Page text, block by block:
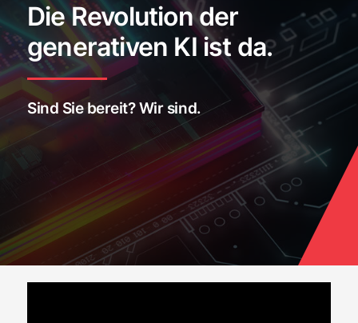
Die Revolution der
generativen KI ist da.
Sind Sie bereit? Wir sind.